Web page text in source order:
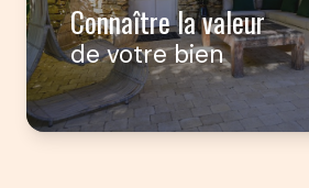
Connaître la valeur
de votre bien